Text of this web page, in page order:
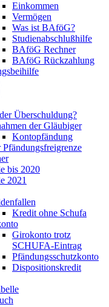
Einkommen
Vermögen
Was ist BAföG?
Studienabschlußhilfe
BAföG Rechner
BAföG Rückzahlung
Überschuldung?
der Gläubiger
Kontopfändung
bis 2020
2021
Kredit ohne Schufa
Girokonto trotz
SCHUFA-Eintrag
Pfändungsschutzkonto
Dispositionskredit